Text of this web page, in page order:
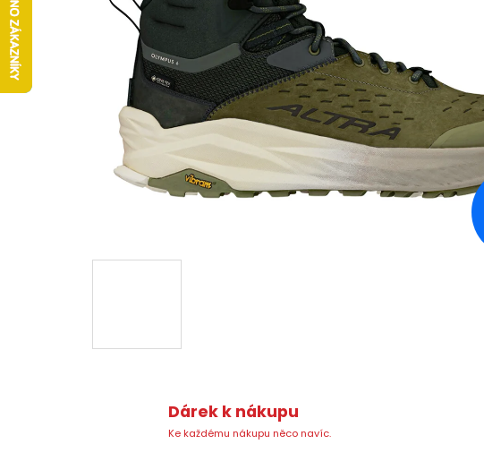
Dárek k nákupu
Ke každému nákupu něco navíc.